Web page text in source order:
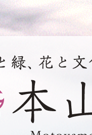
水
緑、
花